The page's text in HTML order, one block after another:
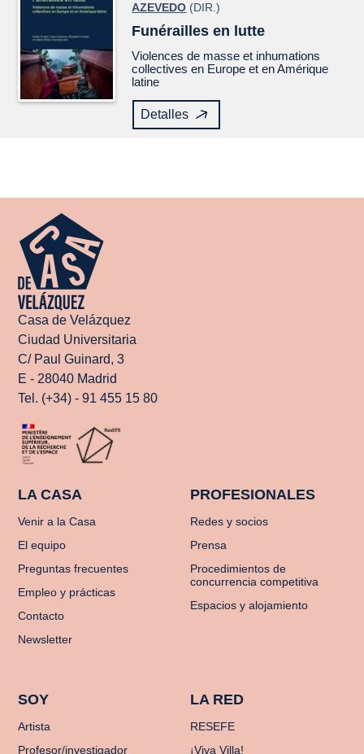
AZEVEDO (DIR.)
Funérailles en lutte
Violences de masse et inhumations
collectives en Europe et en Amérique
latine
Detalles
Casa de Velázquez
Ciudad Universitaria
C/ Paul Guinard, 3
E - 28040 Madrid
Tel. (+34) - 91 455 15 80
LA CASA
Venir a la Casa
El equipo
Preguntas frecuentes
Empleo y prácticas
Contacto
Newsletter
PROFESIONALES
Redes y socios
Prensa
Procedimientos de
concurrencia competitiva
Espacios y alojamiento
SOY
Artista
Profesor/investigador
LA RED
RESEFE
¡Viva Villa!